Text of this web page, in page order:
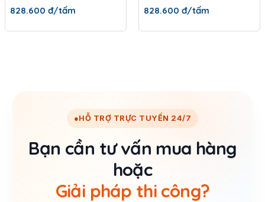
828.600 đ/tấm 828.600 đ/tấm
●HỖ TRỢ TRỰC TUYẾN 24/7
Bạn cần tư vấn mua hàng
hoặc
Giải pháp thi công?